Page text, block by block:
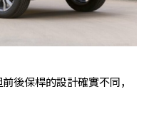
後保桿的設計確實不同，